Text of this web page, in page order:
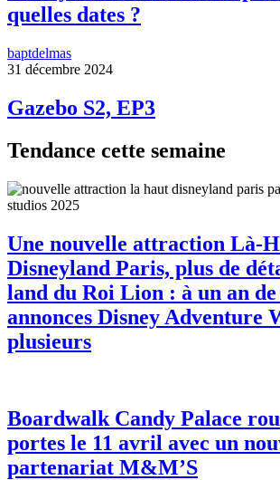
quelles dates ?
baptdelmas
31 décembre 2024
Gazebo S2, EP3
Tendance cette semaine
Une nouvelle attraction Là-
Disneyland Paris, plus de
land du Roi Lion : à un an
annonces Disney Adventure
plusieurs
Boardwalk Candy Palace
portes le 11 avril avec un
partenariat M&M’S